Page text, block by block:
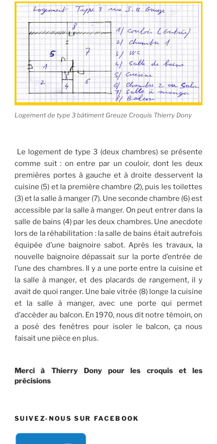
Logement de type 3 bâtiment Greuze Croquis Thierry Dony
Le logement de type 3 (deux chambres) se présente
comme suit : on entre par un couloir, dont les deux
premières portes à gauche et à droite desservent la
cuisine (5) et la première chambre (2), puis les toilettes
(3) et la salle à manger (7). Une seconde chambre (6) est
accessible par la salle à manger. On peut entrer dans la
salle de bains (4) par les deux chambres. Une anecdote
lors de la réhabilitation : la salle de bains était autrefois
équipée d’une baignoire sabot. Après les travaux, la
nouvelle baignoire dépassait sur la porte d’entrée de
l’une des chambres. Il y a une porte entre la cuisine et
la salle à manger, et des placards de rangement, il y
avait de quoi ranger. Une baie vitrée (8) longe la cuisine
et la salle à manger, avec une porte qui permet
d’accéder au balcon. En 1970, nous dit notre témoin, on
a posé des fenêtres pour isoler le balcon, ça nous
faisait une pièce en plus.
Merci à Thierry Dony pour les croquis et les
précisions
SUIVEZ-NOUS SUR FACEBOOK